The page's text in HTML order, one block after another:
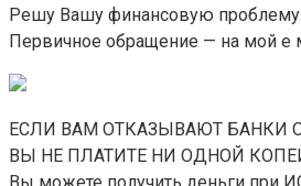
Решу Вашу финансовую проблему.
Первичное обращение — на мой е
ЕСЛИ ВАМ ОТКАЗЫВАЮТ БАНКИ
ВЫ НЕ ПЛАТИТЕ НИ ОДНОЙ
Вы можете получить деньги